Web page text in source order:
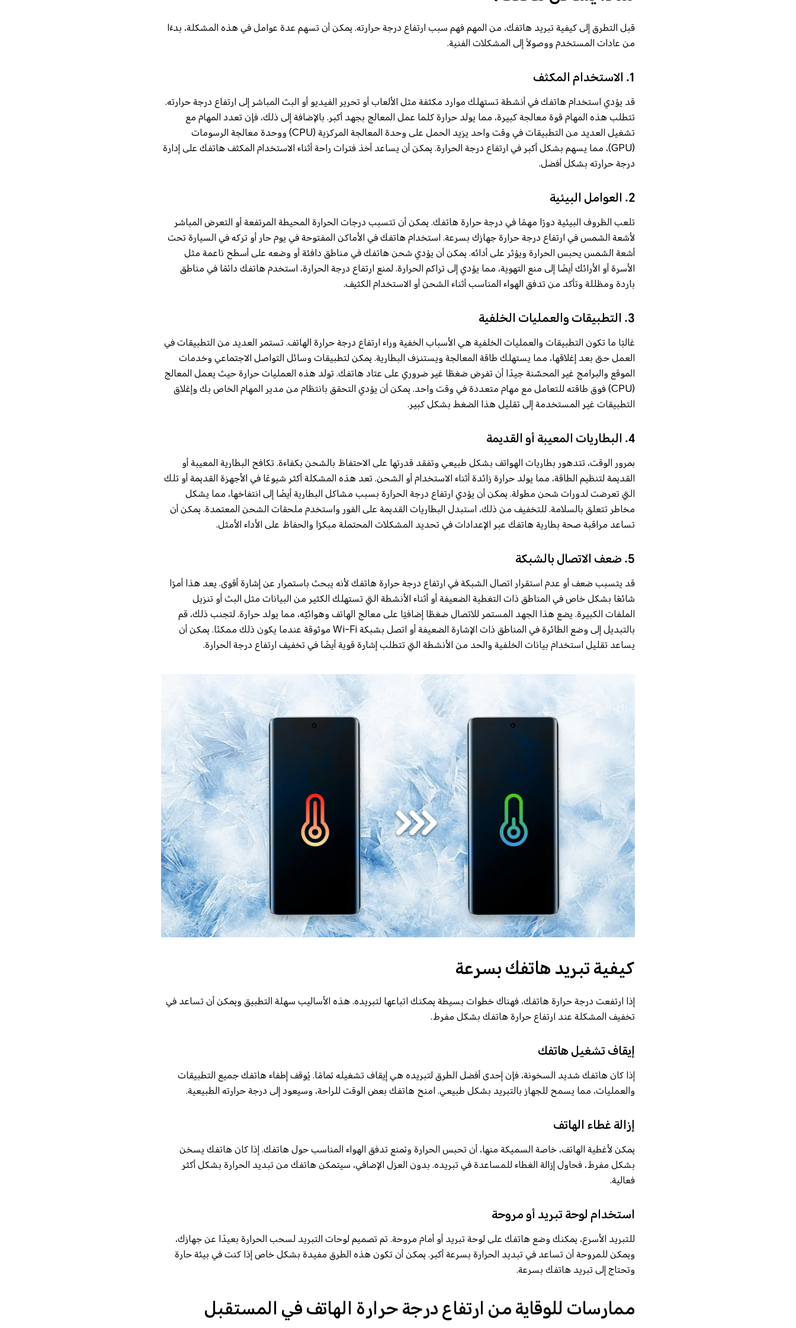
قبل التطرق إلى كيفية تبريد هاتفك، من المهم فهم سبب ارتفاع درجة حرارته. يمكن أن تسهم عدة عوامل في هذه المشكلة، بدءًا
من عادات المستخدم ووصولاً إلى المشكلات الفنية.
1. الاستخدام المكثف
قد يؤدي استخدام هاتفك في أنشطة تستهلك موارد مكثفة مثل الألعاب أو تحرير الفيديو أو البث المباشر إلى ارتفاع درجة حرارته.
تتطلب هذه المهام قوة معالجة كبيرة، مما يولد حرارة كلما عمل المعالج بجهد أكبر. بالإضافة إلى ذلك، فإن تعدد المهام مع
تشغيل العديد من التطبيقات في وقت واحد يزيد الحمل على وحدة المعالجة المركزية (CPU) ووحدة معالجة الرسومات
(GPU)، مما يسهم بشكل أكبر في ارتفاع درجة الحرارة. يمكن أن يساعد أخذ فترات راحة أثناء الاستخدام المكثف هاتفك على إدارة
درجة حرارته بشكل أفضل.
2. العوامل البيئية
تلعب الظروف البيئية دورًا مهمًا في درجة حرارة هاتفك. يمكن أن تتسبب درجات الحرارة المحيطة المرتفعة أو التعرض المباشر
لأشعة الشمس في ارتفاع درجة حرارة جهازك بسرعة. استخدام هاتفك في الأماكن المفتوحة في يوم حار أو تركه في السيارة تحت
أشعة الشمس يحبس الحرارة ويؤثر على أدائه. يمكن أن يؤدي شحن هاتفك في مناطق دافئة أو وضعه على أسطح ناعمة مثل
الأسرة أو الأرائك أيضًا إلى منع التهوية، مما يؤدي إلى تراكم الحرارة. لمنع ارتفاع درجة الحرارة، استخدم هاتفك دائمًا في مناطق
باردة ومظللة وتأكد من تدفق الهواء المناسب أثناء الشحن أو الاستخدام الكثيف.
3. التطبيقات والعمليات الخلفية
غالبًا ما تكون التطبيقات والعمليات الخلفية هي الأسباب الخفية وراء ارتفاع درجة حرارة الهاتف. تستمر العديد من التطبيقات في
العمل حتى بعد إغلاقها، مما يستهلك طاقة المعالجة ويستنزف البطارية. يمكن لتطبيقات وسائل التواصل الاجتماعي وخدمات
الموقع والبرامج غير المحسّنة جيدًا أن تفرض ضغطًا غير ضروري على عتاد هاتفك. تولد هذه العمليات حرارة حيث يعمل المعالج
(CPU) فوق طاقته للتعامل مع مهام متعددة في وقت واحد. يمكن أن يؤدي التحقق بانتظام من مدير المهام الخاص بك وإغلاق
التطبيقات غير المستخدمة إلى تقليل هذا الضغط بشكل كبير.
4. البطاريات المعيبة أو القديمة
بمرور الوقت، تتدهور بطاريات الهواتف بشكل طبيعي وتفقد قدرتها على الاحتفاظ بالشحن بكفاءة. تكافح البطارية المعيبة أو
القديمة لتنظيم الطاقة، مما يولد حرارة زائدة أثناء الاستخدام أو الشحن. تعد هذه المشكلة أكثر شيوعًا في الأجهزة القديمة أو تلك
التي تعرضت لدورات شحن مطولة. يمكن أن يؤدي ارتفاع درجة الحرارة بسبب مشاكل البطارية أيضًا إلى انتفاخها، مما يشكل
مخاطر تتعلق بالسلامة. للتخفيف من ذلك، استبدل البطاريات القديمة على الفور واستخدم ملحقات الشحن المعتمدة. يمكن أن
تساعد مراقبة صحة بطارية هاتفك عبر الإعدادات في تحديد المشكلات المحتملة مبكرًا والحفاظ على الأداء الأمثل.
5. ضعف الاتصال بالشبكة
قد يتسبب ضعف أو عدم استقرار اتصال الشبكة في ارتفاع درجة حرارة هاتفك لأنه يبحث باستمرار عن إشارة أقوى. يعد هذا أمرًا
شائعًا بشكل خاص في المناطق ذات التغطية الضعيفة أو أثناء الأنشطة التي تستهلك الكثير من البيانات مثل البث أو تنزيل
الملفات الكبيرة. يضع هذا الجهد المستمر للاتصال ضغطًا إضافيًا على معالج الهاتف وهوائيّه، مما يولد حرارة. لتجنب ذلك، قم
بالتبديل إلى وضع الطائرة في المناطق ذات الإشارة الضعيفة أو اتصل بشبكة Wi-Fi موثوقة عندما يكون ذلك ممكنًا. يمكن أن
يساعد تقليل استخدام بيانات الخلفية والحد من الأنشطة التي تتطلب إشارة قوية أيضًا في تخفيف ارتفاع درجة الحرارة.
كيفية تبريد هاتفك بسرعة
إذا ارتفعت درجة حرارة هاتفك، فهناك خطوات بسيطة يمكنك اتباعها لتبريده. هذه الأساليب سهلة التطبيق ويمكن أن تساعد في
تخفيف المشكلة عند ارتفاع حرارة هاتفك بشكل مفرط.
إيقاف تشغيل هاتفك
إذا كان هاتفك شديد السخونة، فإن إحدى أفضل الطرق لتبريده هي إيقاف تشغيله تمامًا. يُوقف إطفاء هاتفك جميع التطبيقات
والعمليات، مما يسمح للجهاز بالتبريد بشكل طبيعي. امنح هاتفك بعض الوقت للراحة، وسيعود إلى درجة حرارته الطبيعية.
إزالة غطاء الهاتف
يمكن لأغطية الهاتف، خاصة السميكة منها، أن تحبس الحرارة وتمنع تدفق الهواء المناسب حول هاتفك. إذا كان هاتفك يسخن
بشكل مفرط، فحاول إزالة الغطاء للمساعدة في تبريده. بدون العزل الإضافي، سيتمكن هاتفك من تبديد الحرارة بشكل أكثر
فعالية.
استخدام لوحة تبريد أو مروحة
للتبريد الأسرع، يمكنك وضع هاتفك على لوحة تبريد أو أمام مروحة. تم تصميم لوحات التبريد لسحب الحرارة بعيدًا عن جهازك،
ويمكن للمروحة أن تساعد في تبديد الحرارة بسرعة أكبر. يمكن أن تكون هذه الطرق مفيدة بشكل خاص إذا كنت في بيئة حارة
وتحتاج إلى تبريد هاتفك بسرعة.
ممارسات للوقاية من ارتفاع درجة حرارة الهاتف في المستقبل